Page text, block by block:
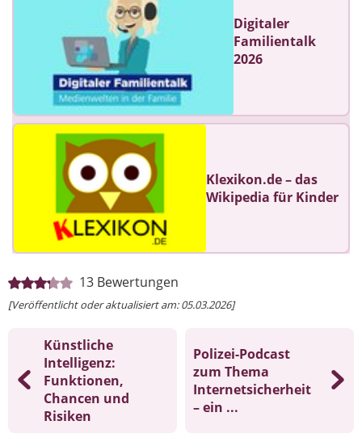
13 Bewertungen
[Veröffentlicht oder aktualisiert am: 05.03.2026]
Künstliche
Intelligenz:
Funktionen,
Chancen und
Risiken
Polizei-Podcast
zum Thema
Internetsicherheit
– ein ...
Digitaler
Familientalk
2026
Klexikon.de – das
Wikipedia für Kinder